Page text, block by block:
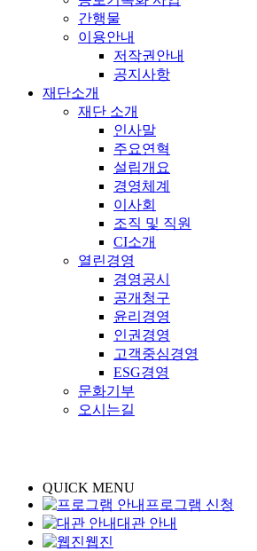
간행물
이용안내
저작권안내
공지사항
재단소개
재단 소개
인사말
주요연혁
설립개요
경영체계
이사회
조직 및 직원
CI소개
열린경영
경영공시
공개청구
윤리경영
인권경영
고객중심경영
ESG경영
문화기부
오시는길
QUICK MENU
프로그램 신청
대관 안내
웹진